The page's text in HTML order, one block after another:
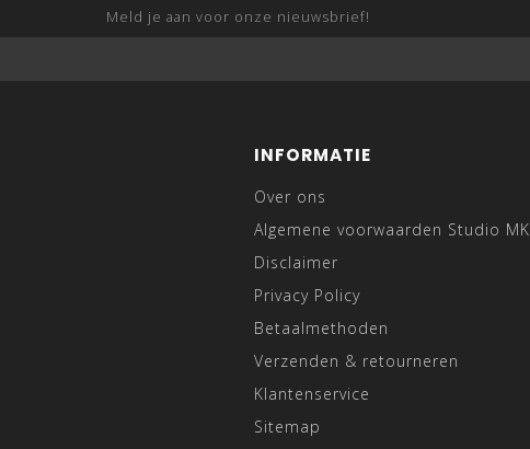
Meld je aan voor onze nieuwsbrief!
INFORMATIE
Over ons
Algemene voorwaarden Studio MK
Disclaimer
Privacy Policy
Betaalmethoden
Verzenden & retourneren
Klantenservice
Sitemap